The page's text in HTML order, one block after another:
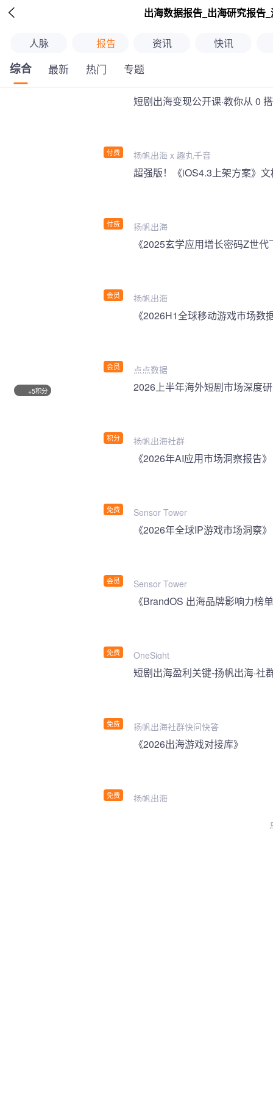
 出海数据报告_出海研究报告
人脉 报告 资讯 快讯
综合 最新 热门 专题
付费
短剧出海变现公开课·教你从 0
扬帆出海 x 趣丸千音
付费 扬帆出海
会员
《2025玄学应用增长密码Z世
扬帆出海
会员
《2026H1全球移动游戏市场数
点点数据
+5积分
积分
2026上半年海外短剧市场深度
扬帆出海社群
免费
《2026年AI应用市场洞察报告》
Sensor Tower
会员
《2026年全球IP游戏市场洞察》
Sensor Tower
免费
《BrandOS 出海品牌影响力榜
OneSight
免费
短剧出海盈利关键-扬帆出海·社
扬帆出海社群快问快答
免费
《2026出海游戏对接库》
扬帆出海